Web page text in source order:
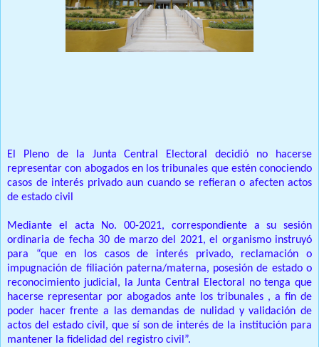
El Pleno de la Junta Central Electoral decidió no hacerse
representar con abogados en los tribunales que estén conociendo
casos de interés privado aun cuando se refieran o afecten actos
de estado civil
Mediante el acta No. 00-2021, correspondiente a su sesión
ordinaria de fecha 30 de marzo del 2021, el organismo instruyó
para “que en los casos de interés privado, reclamación o
impugnación de filiación paterna/materna, posesión de estado o
reconocimiento judicial, la Junta Central Electoral no tenga que
hacerse representar por abogados ante los tribunales , a fin de
poder hacer frente a las demandas de nulidad y validación de
actos del estado civil, que sí son de interés de la institución para
mantener la fidelidad del registro civil”.